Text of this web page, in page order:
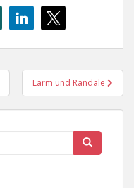
Lärm und Randale